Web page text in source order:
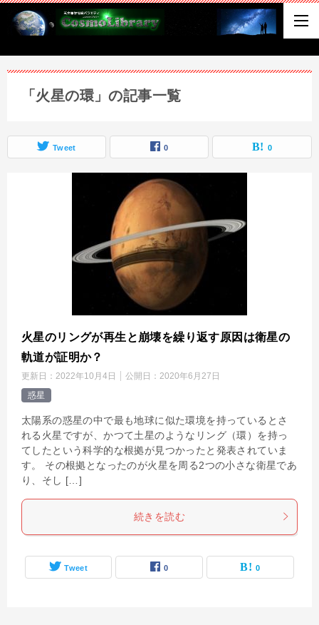
「火星の環」の記事一覧
Tweet 0 0
火星のリングが再生と崩壊を繰り返す原因は衛星の
軌道が証明か？
更新日： 2022年10月4日 公開日： 2020年6月27日
惑星
太陽系の惑星の中で最も地球に似た環境を持っているとさ
れる火星ですが、かつて土星のようなリング（環）を持っ
てしたという科学的な根拠が見つかったと発表されていま
す。 その根拠となったのが火星を周る2つの小さな衛星であ
り、そし […]
続きを読む
Tweet 0 0